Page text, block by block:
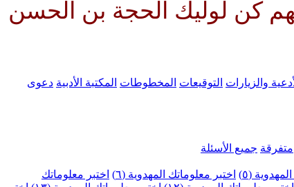
الحجة بن الحسن صلواتك
والزيارات التوقيعات المخطوطات المكتبة الأدبية دعوى
متفرقة جميع الأسئلة
(٥) اختبر معلوماتك المهدوية (٦)
اختبر معلوماتك